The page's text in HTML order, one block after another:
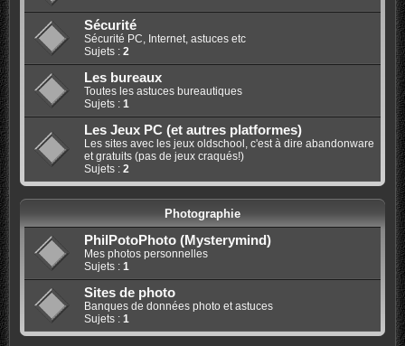
Sécurité
Sécurité PC, Internet, astuces etc
Sujets : 2
Les bureaux
Toutes les astuces bureautiques
Sujets : 1
Les Jeux PC (et autres platformes)
Les sites avec les jeux oldschool, c'est à dire abandonware
et gratuits (pas de jeux craqués!)
Sujets : 2
Photographie
PhilPotoPhoto (Mysterymind)
Mes photos personnelles
Sujets : 1
Sites de photo
Banques de données photo et astuces
Sujets : 1